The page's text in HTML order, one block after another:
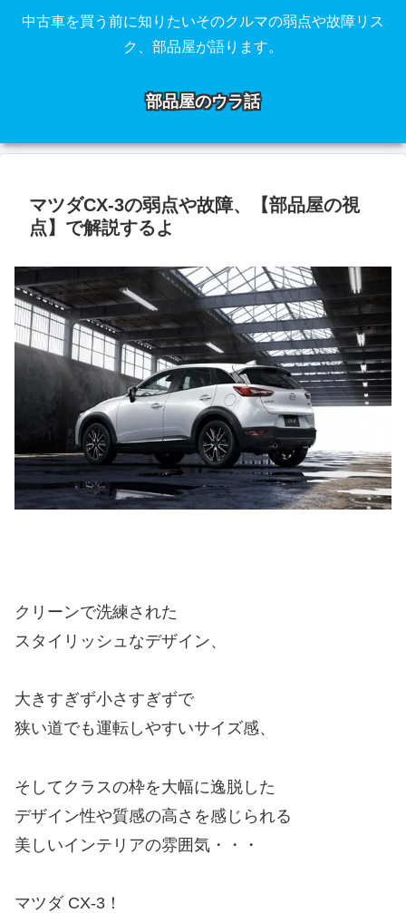
中古車を買う前に知りたいそのクルマの弱点や故障リス
ク、部品屋が語ります。
部品屋のウラ話
マツダCX-3の弱点や故障、【部品屋の視
点】で解説するよ
クリーンで洗練された
スタイリッシュなデザイン、
大きすぎず小さすぎずで
狭い道でも運転しやすいサイズ感、
そしてクラスの枠を大幅に逸脱した
デザイン性や質感の高さを感じられる
美しいインテリアの雰囲気・・・
マツダ CX-3！